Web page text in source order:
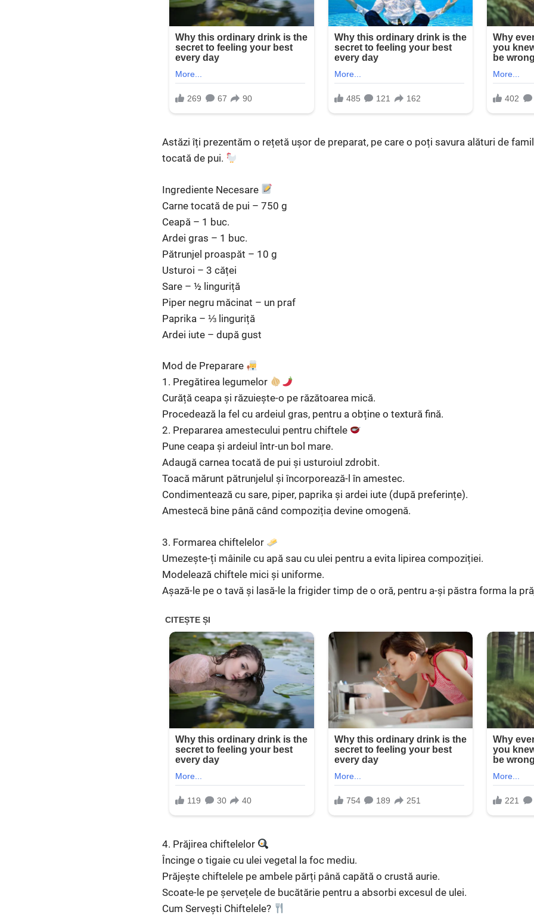
Astăzi îți prezentăm o rețetă ușor de preparat, pe care o poți savura alături de
tocată de pui.
Ingrediente Necesare
Carne tocată de pui – 750 g
Ceapă – 1 buc.
Ardei gras – 1 buc.
Pătrunjel proaspăt – 10 g
Usturoi – 3 căței
Sare – ½ linguriță
Piper negru măcinat – un praf
Paprika – ⅓ linguriță
Ardei iute – după gust
Mod de Preparare
1. Pregătirea legumelor
Curăță ceapa și răzuiește-o pe răzătoarea mică.
Procedează la fel cu ardeiul gras, pentru a obține o textură fină.
2. Prepararea amestecului pentru chiftele
Pune ceapa și ardeiul într-un bol mare.
Adaugă carnea tocată de pui și usturoiul zdrobit.
Toacă mărunt pătrunjelul și încorporează-l în amestec.
Condimentează cu sare, piper, paprika și ardei iute (după preferințe).
Amestecă bine până când compoziția devine omogenă.
3. Formarea chiftelelor
Umezește-ți mâinile cu apă sau cu ulei pentru a evita lipirea compoziției.
Modelează chiftele mici și uniforme.
Așază-le pe o tavă și lasă-le la frigider timp de o oră, pentru a-și păstra forma la
4. Prăjirea chiftelelor
Încinge o tigaie cu ulei vegetal la foc mediu.
Prăjește chiftelele pe ambele părți până capătă o crustă aurie.
Scoate-le pe șervețele de bucătărie pentru a absorbi excesul de ulei.
Cum Servești Chiftelele?